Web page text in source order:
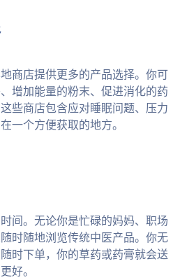
商店提供更多的产品选择。你可
增加能量的粉末、促进消化的药
些商店包含应对睡眠问题、压力
一个方便获取的地方。
间。无论你是忙碌的妈妈、职场
时随地浏览传统中医产品。你无
时下单，你的草药或药膏就会送
好。